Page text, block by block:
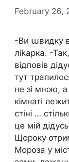
February 26,
-Ви աвидку
лikapка. -
відповів
тут
не зі мною,
кімнаті
стіні …
це мій
Щороку
Мороза у